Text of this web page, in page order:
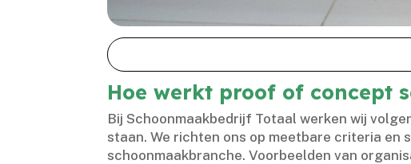
Hoe werkt proof of concept
Bij Schoonmaakbedrijf Totaal werken wij
staan.​ We richten ons op meetbare criteria en
schoonmaakbranche.​ Voorbeelden van